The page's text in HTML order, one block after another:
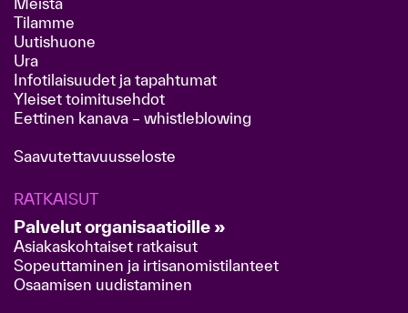
Tilamme
Uutishuone
Ura
Infotilaisuudet ja tapahtumat
Yleiset toimitusehdot
Eettinen kanava – whistleblowing
Saavutettavuusseloste
RATKAISUT
Palvelut organisaatioille »
Asiakaskohtaiset ratkaisut
Sopeuttaminen ja irtisanomistilanteet
Osaamisen uudistaminen